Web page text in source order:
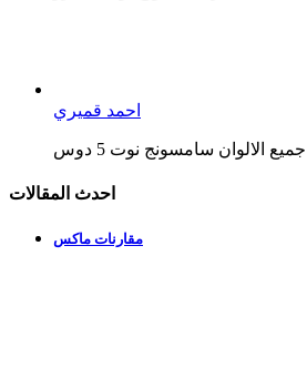
احمد قميري
احدث المقالات
مقارنات ماكس